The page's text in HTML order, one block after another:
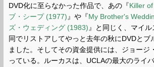
DVD化に至らなかった作品で、あの『Killer
ブ・シープ (1977)』や『My Brother's
ズ・ウェディング (1983)』と同じく、マイ
同でリストアしてやっと去年の秋にDVDとブ
ました。そしてその資金提供には、ジョージ
っている。ルーカスは、UCLAの最大のライ